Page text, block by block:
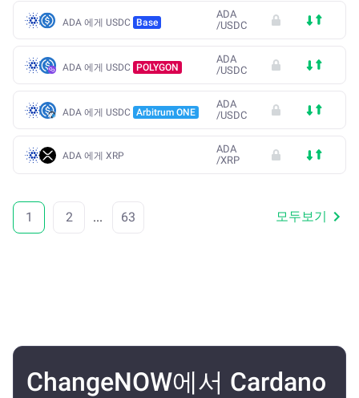
ADA 에게 USDC Base
ADA
/USDC
ADA 에게 USDC POLYGON
ADA
/USDC
ADA 에게 USDC Arbitrum ONE
ADA
/USDC
ADA 에게 XRP
ADA
/XRP
1 2 ... 63 모두보기
ChangeNOW에서 Cardano